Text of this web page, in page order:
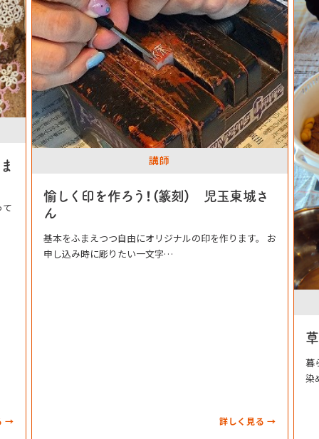
く印を作ろう！（篆刻） 児玉東城さ
をふまえつつ自由にオリジナルの印を作ります。 お
込み時に彫りたい一文字…
草木染め
暮らしの中で
染め、その糸